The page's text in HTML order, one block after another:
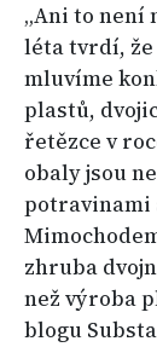
„Ani to není
léta tvrdí,
mluvíme
plastů,
řetězce v
obaly jsou
potravinami
zhruba
než výroba
blogu